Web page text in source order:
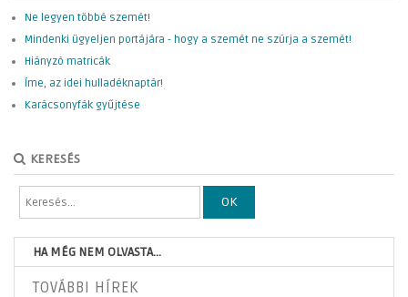
Ne legyen többé szemét!
Mindenki ügyeljen portájára - hogy a szemét ne szúrja a szemét!
Hiányzó matricák
Íme, az idei hulladéknaptár!
Karácsonyfák gyűjtése
KERESÉS
OK
HA MÉG NEM OLVASTA...
TOVÁBBI HÍREK